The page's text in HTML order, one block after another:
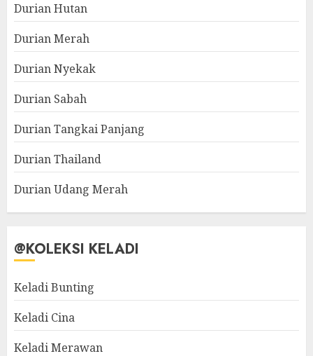
Durian Hutan
Durian Merah
Durian Nyekak
Durian Sabah
Durian Tangkai Panjang
Durian Thailand
Durian Udang Merah
@KOLEKSI KELADI
Keladi Bunting
Keladi Cina
Keladi Merawan